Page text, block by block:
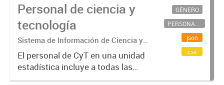
Personal de ciencia y
tecnología
Sistema de Información de Ciencia y
Tecnología Argentino (SICYTAR)
El personal de CyT en una unidad
estadística incluye a todas las
personas involucradas
GÉNERO
PERSONAL CIENTÍFICO-TECNOLÓGICO
json
csv